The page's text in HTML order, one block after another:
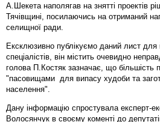
А.Шекета наполягав на знятті проектів
Тячівщині, посилаючись на отриманий
селищної ради.
Ексклюзивно публікуємо даний лист для
спеціалістів, він містить очевидно
голова П.Костяк зазначає, що більшість
"пасовищами для випасу худоби та
населення".
Дану інформацію спростувала експерт-
Волосянчук в своєму коменті до